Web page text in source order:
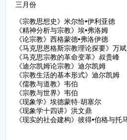
三月份
《宗教思想史》米尔恰•伊利亚德
《精神分析与宗教》埃•弗洛姆
《论宗教》西格蒙德•弗洛伊德
《马克思恩格斯宗教理论探要》万
《马克思宗教的革命变革》叔贵峰
《迪尔凯姆论宗教》迪尔凯姆
《宗教生活的基本形式》迪尔凯姆
《儒教与道教》韦伯
《宗教与世界》韦伯
《现象学》埃德蒙特·胡塞尔
《现象学十四讲》洪文鼎
《现实的社会建构》彼得•伯格与托